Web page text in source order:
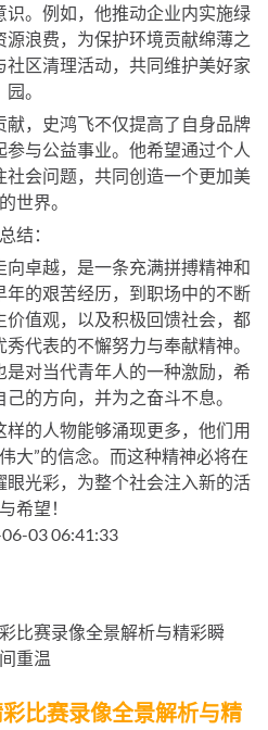
。例如，他推动企业内实施绿
浪费，为保护环境贡献绵薄之
区清理活动，共同维护美好家
园。
，史鸿飞不仅提高了自身品牌
与公益事业。他希望通过个人
会问题，共同创造一个更加美
世界。
总结：
卓越，是一条充满拼搏精神和
的艰苦经历，到职场中的不断
值观，以及积极回馈社会，都
代表的不懈努力与奉献精神。
对当代青年人的一种激励，希
的方向，并为之奋斗不息。
的人物能够涌现更多，他们用
大”的信念。而这种精神必将在
光彩，为整个社会注入新的活
希望！
03 06:41:33
比赛录像全景解析与精